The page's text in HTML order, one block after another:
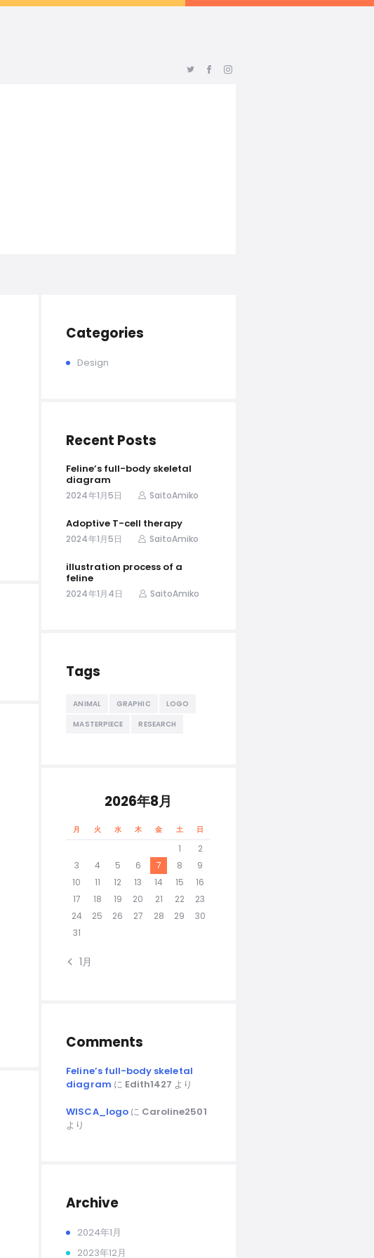
Categories
Design
Recent Posts
Feline’s full-body skeletal
diagram
2024年1月5日 SaitoAmiko
Adoptive T-cell therapy
2024年1月5日 SaitoAmiko
illustration process of a
feline
2024年1月4日 SaitoAmiko
Tags
ANIMAL GRAPHIC
LOGO
MASTERPIECE
RESEARCH
2026年8月
月 火 水 木 金 土 日
1
2
3
4 5 6 7 8
9
10
11 12 13 14 15
16
17
18 19 20 21 22
23
24
25 26 27 28 29
30
31
« 1月
Comments
Feline’s full-body skeletal
diagram に Edith1427 より
WISCA_logoに Caroline2501
より
Archive
2024年1月
2023年12月